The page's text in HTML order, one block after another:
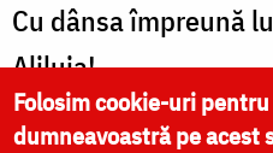
Cu dânsa împreună
Aliluia!
Icosul 9
Folosim cookie-uri
dumneavoastră pe acest